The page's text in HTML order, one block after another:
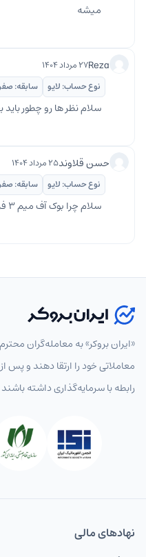
میشه
Reza۲۷ مرداد ۱۴۰۴
نوع حساب: لایو
سابقه:
سلام نظر ها رو چطور باید
حسن قلاوند۲۵ مرداد ۱۴۰۴
نوع حساب: لایو
سابقه:
سلام چرا بوک آف میم ۳ فروش نمیره
«ایران بروکر» به معامله‌گران
معاملاتی خود را ارتقا دهند و
رابطه با سرمایه‌گذاری داشته
نهاد‌های مالی